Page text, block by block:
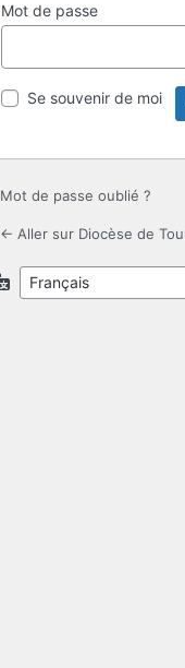
Mot de passe
Se souvenir de moi
Mot de passe oublié ?
← Aller sur Diocèse de
Langue